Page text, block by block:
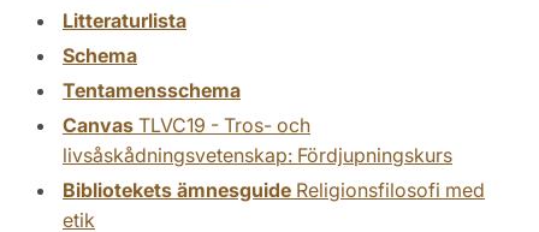
Litteraturlista
Schema
Tentamensschema
Canvas TLVC19 - Tros- och
livsåskådningsvetenskap: Fördjupningskurs
Bibliotekets ämnesguide Religionsfilosofi med
etik